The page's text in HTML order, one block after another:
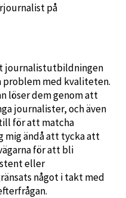
på
journalistutbildningen
problem med kvaliteten.
löser dem genom att
journalister, och även
för att matcha
mig ändå att tycka att
för att bli
eller
något i takt med